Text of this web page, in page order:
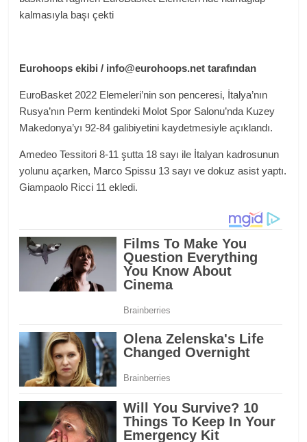
kalmasıyla başı çekti
Eurohoops ekibi / info@eurohoops.net tarafından
EuroBasket 2022 Elemeleri’nin son penceresi, İtalya’nın
Rusya’nın Perm kentindeki Molot Spor Salonu’nda Kuzey
Makedonya’yı 92-84 galibiyetini kaydetmesiyle açıklandı.
Amedeo Tessitori 8-11 şutta 18 sayı ile İtalyan kadrosunun
yolunu açarken, Marco Spissu 13 sayı ve dokuz asist yaptı.
Giampaolo Ricci 11 ekledi.